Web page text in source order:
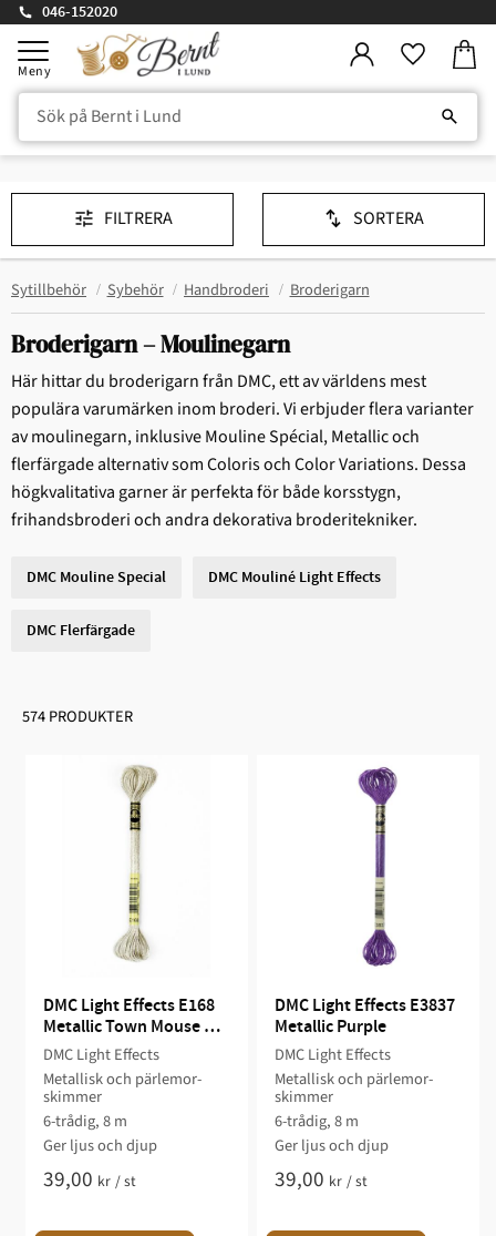
Meny
046-152020
Sytillbehör Sybehör Handbroderi Broderigarn
Broderigarn – Moulinegarn
Här hittar du broderigarn från DMC, ett av världens mest
populära varumärken inom broderi. Vi erbjuder flera varianter
av moulinegarn, inklusive Mouline Spécial, Metallic och
flerfärgade alternativ som Coloris och Color Variations. Dessa
högkvalitativa garner är perfekta för både korsstygn,
frihandsbroderi och andra dekorativa broderitekniker.
DMC Mouline Special DMC Mouliné Light Effects
DMC Flerfärgade
574 PRODUKTER
FILTRERA SORTERA
DMC Light Effects E168
Metallic Town Mouse
Grey
DMC Light Effects
Metallisk och pärlemor-
skimmer
6-trådig, 8 m
Ger ljus och djup
39,00 kr /st
DMC Light Effects E3837
Metallic Purple
DMC Light Effects
Metallisk och pärlemor-
skimmer
6-trådig, 8 m
Ger ljus och djup
39,00 kr /st